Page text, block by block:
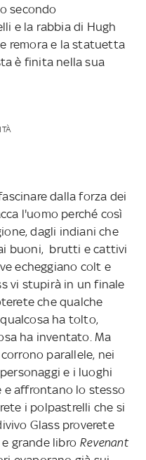
secondo
e la rabbia di Hugh
remora e la statuetta
è finita nella sua
dalla forza dei
l'uomo perché così
dagli indiani che
buoni, brutti e cattivi
echeggiano colt e
vi stupirà in un finale
che qualche
ha tolto,
ha inventato. Ma
parallele, nei
e i luoghi
affrontano lo stesso
i polpastrelli che si
Glass proverete
grande libro Revenant